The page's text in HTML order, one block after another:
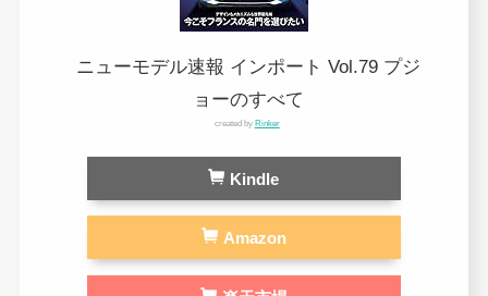
ニューモデル速報 インポート Vol.79 プジ
ョーのすべて
created by Rinker
Kindle
Amazon